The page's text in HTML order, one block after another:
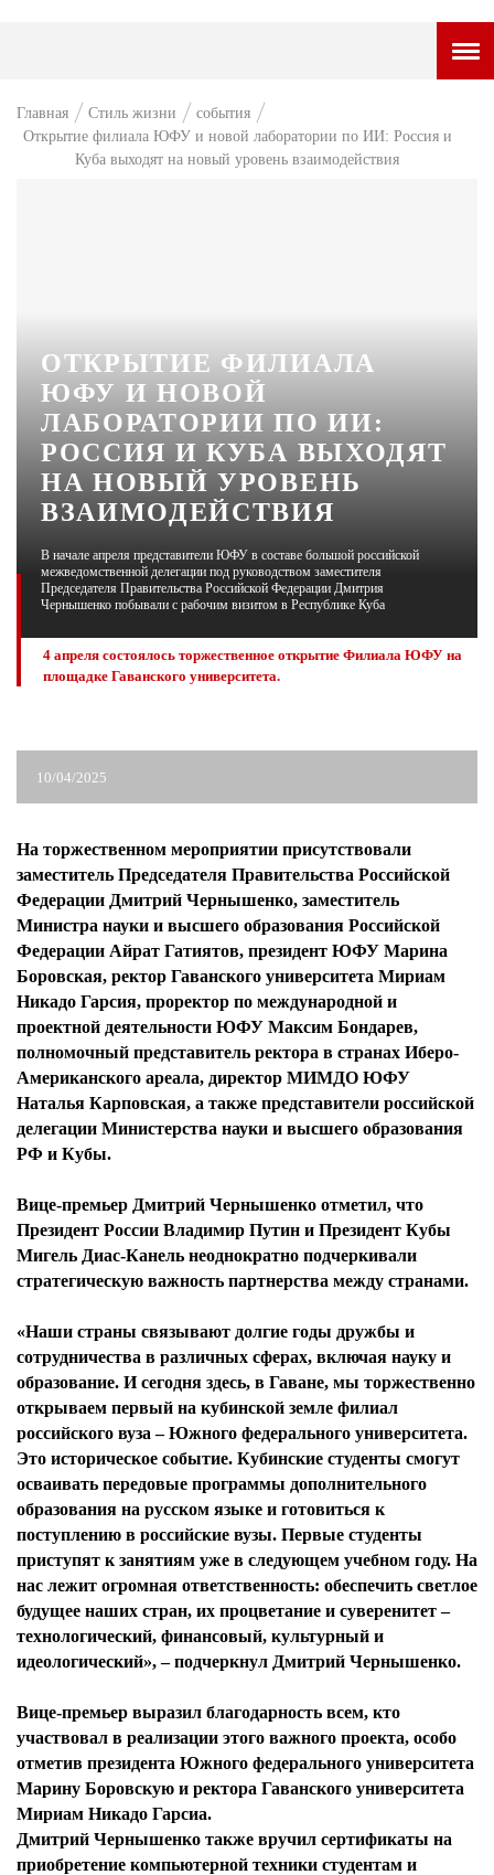
ГОРОДСКОЙ ПОРТАЛ
НОВОСТИ
ХАЙП
КУЛЬТ ЕДЫ
АФИША
Главная Стиль жизни
события
Открытие филиала ЮФУ и новой лаборатории по ИИ: Россия и
Куба выходят на новый уровень взаимодействия
ОТКРЫТИЕ ФИЛИАЛА
ЮФУ И НОВОЙ
ЛАБОРАТОРИИ ПО ИИ:
РОССИЯ И КУБА ВЫХОДЯТ
НА НОВЫЙ УРОВЕНЬ
ВЗАИМОДЕЙСТВИЯ
В начале апреля представители ЮФУ в составе большой российской
межведомственной делегации под руководством заместителя
Председателя Правительства Российской Федерации Дмитрия
Чернышенко побывали с рабочим визитом в Республике Куба
4 апреля состоялось торжественное открытие Филиала ЮФУ на
площадке Гаванского университета.
10/04/2025
На торжественном мероприятии присутствовали
заместитель Председателя Правительства Российской
Федерации Дмитрий Чернышенко, заместитель
Министра науки и высшего образования Российской
Федерации Айрат Гатиятов, президент ЮФУ Марина
Боровская, ректор Гаванского университета Мириам
Никадо Гарсия, проректор по международной и
проектной деятельности ЮФУ Максим Бондарев,
полномочный представитель ректора в странах Иберо-
Американского ареала, директор МИМДО ЮФУ
Наталья Карповская, а также представители российской
делегации Министерства науки и высшего образования
РФ и Кубы.
Вице-премьер Дмитрий Чернышенко отметил, что
Президент России Владимир Путин и Президент Кубы
Мигель Диас-Канель неоднократно подчеркивали
стратегическую важность партнерства между странами.
«Наши страны связывают долгие годы дружбы и
сотрудничества в различных сферах, включая науку и
образование. И сегодня здесь, в Гаване, мы торжественно
открываем первый на кубинской земле филиал
российского вуза – Южного федерального университета.
Это историческое событие. Кубинские студенты смогут
осваивать передовые программы дополнительного
образования на русском языке и готовиться к
поступлению в российские вузы. Первые студенты
приступят к занятиям уже в следующем учебном году. На
нас лежит огромная ответственность: обеспечить светлое
будущее наших стран, их процветание и суверенитет –
технологический, финансовый, культурный и
идеологический», – подчеркнул Дмитрий Чернышенко.
Вице-премьер выразил благодарность всем, кто
участвовал в реализации этого важного проекта, особо
отметив президента Южного федерального университета
Марину Боровскую и ректора Гаванского университета
Мириам Никадо Гарсиа.
Дмитрий Чернышенко также вручил сертификаты на
приобретение компьютерной техники студентам и